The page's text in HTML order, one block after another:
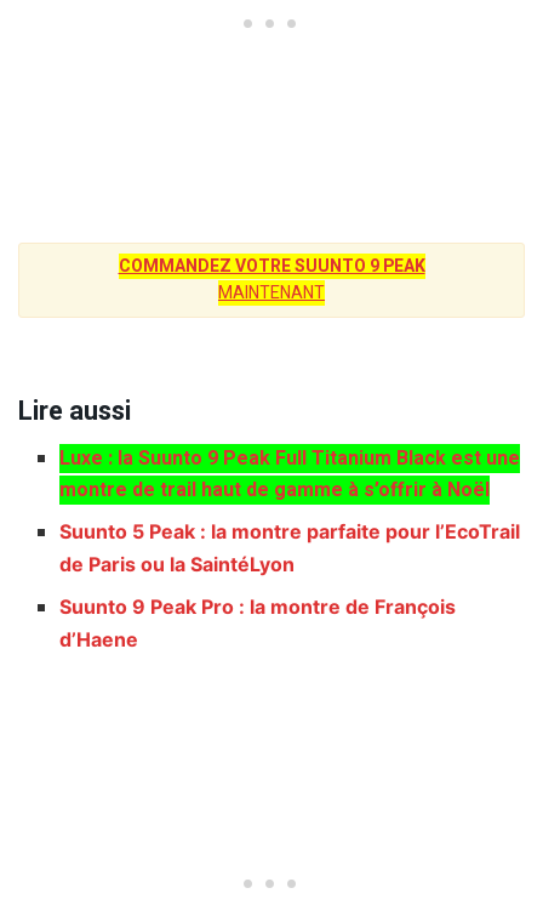
COMMANDEZ VOTRE SUUNTO 9 PEAK
MAINTENANT
Lire aussi
Luxe : la Suunto 9 Peak Full Titanium Black est une
montre de trail haut de gamme à s’offrir à Noël
Suunto 5 Peak : la montre parfaite pour l’EcoTrail
de Paris ou la SaintéLyon
Suunto 9 Peak Pro : la montre de François
d’Haene